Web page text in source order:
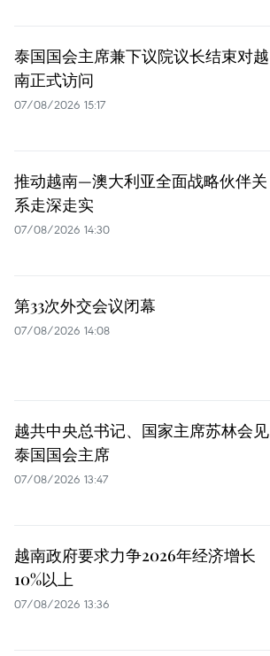
泰国国会主席兼下议院议长结束对越
南正式访问
07/08/2026 15:17
推动越南—澳大利亚全面战略伙伴关
系走深走实
07/08/2026 14:30
第33次外交会议闭幕
07/08/2026 14:08
越共中央总书记、国家主席苏林会见
泰国国会主席
07/08/2026 13:47
越南政府要求力争2026年经济增长
10%以上
07/08/2026 13:36